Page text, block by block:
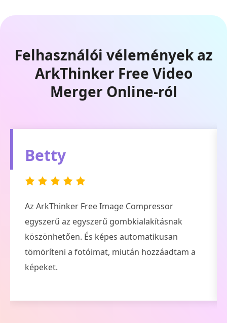
Felhasználói vélemények az
ArkThinker Free Video
Merger Online-ról
Derek
Az ArkThinker Free Image Compressor Online
segítségével egyszerűen és gyorsan
tömöríthetem a képeimet, így több tárhelyet
szabadíthatok fel a készülékem számára.